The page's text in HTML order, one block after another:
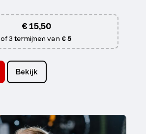
€15,50
of 3 termijnen van € 5
Bekijk